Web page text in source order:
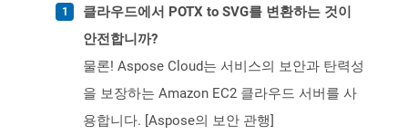
클라우드에서 POTX to SVG를 변환하는 것이
안전합니까?
물론! Aspose Cloud는 서비스의 보안과 탄력성
을 보장하는 Amazon EC2 클라우드 서버를 사
용합니다. [Aspose의 보안 관행]